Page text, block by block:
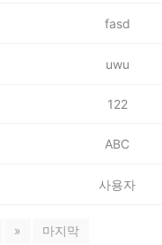
fasd
uwu
122
ABC
사용자
» 마지막